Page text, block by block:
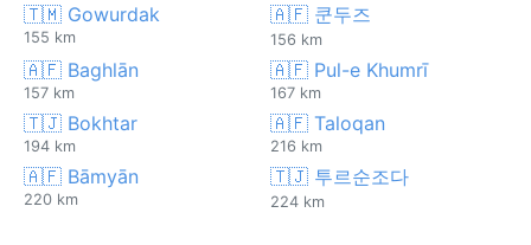
🇹🇲 Gowurdak
155 km
🇦🇫 쿤두즈
156 km
🇦🇫 Baghlān
157 km
🇦🇫 Pul-e Khumrī
167 km
🇹🇯 Bokhtar
194 km
🇦🇫 Taloqan
216 km
🇦🇫 Bāmyān
220 km
🇹🇯 투르순조다
224 km